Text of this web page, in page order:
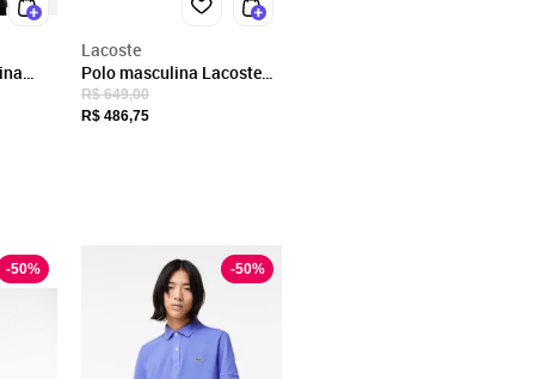
Lacoste
Polo masculina Lacoste
Paris em Algodão Piqué
com Stretch Azul
R$ 649,00
R$ 486,75
-50% -50%